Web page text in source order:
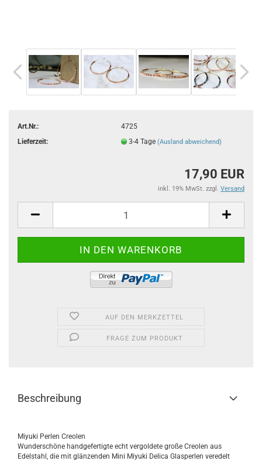
Art.Nr.:
4725
Lieferzeit:
3-4 Tage (Ausland abweichend)
17,90 EUR
inkl. 19% MwSt. zzgl. Versand
AUF DEN MERKZETTEL
FRAGE ZUM PRODUKT
Beschreibung
Miyuki Perlen Creolen
Wunderschöne handgefertigte echt vergoldete große Creolen aus
Edelstahl, die mit glänzenden Mini Miyuki Delica Glasperlen veredelt